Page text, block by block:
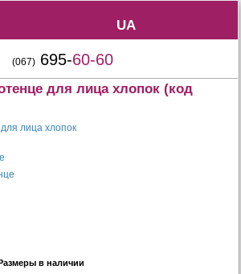
UA
UA
(067) 695-60-60
для лица хлопок (код
в наличии